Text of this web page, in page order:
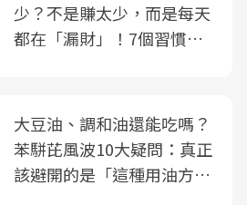
少？不是賺太少，而是每天
都在「漏財」！7個習慣一
大豆油、調和油還能吃嗎？
苯駢芘風波10大疑問：真正
該避開的是「這種用油方